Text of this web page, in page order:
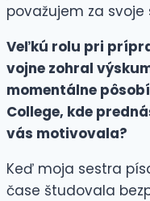
považujem za
Veľkú rolu pri
vojne zohral
momentálne
College, kde
vás motivovala?
Keď moja sestra
čase študovala